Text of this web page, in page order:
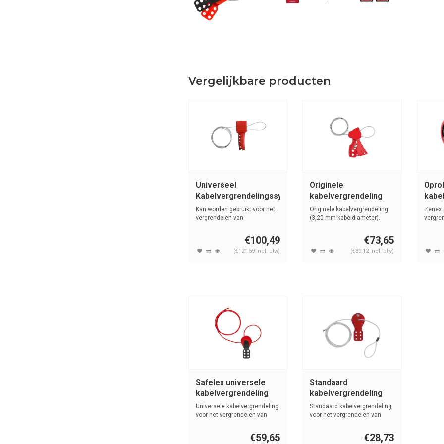
Vergelijkbare producten
Universeel
Kabelvergrendelingssysteem
(Metalen kabel)
050943
Kan worden gebruikt voor het
vergrendelen van
€100,49
(€121,59 Incl. btw)
Originele
kabelvergrendeling
045191 - 045192 -
065318
Originele kabelvergrendeling
(3,20 mm kabeldiameter).
€73,65
(€89,12 Incl. btw)
Zenex
Safelex universele
kabelvergrendeling
C523-C526
Universele kabelvergrendeling
voor het vergrendelen van
€59,65
Standaard
kabelvergrendeling
C556-C565
Standaard kabelvergrendeling
voor het vergrendelen van
€28,73